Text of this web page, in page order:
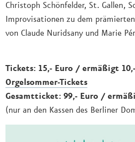
Christoph Schönfelder, St. Gallen,
Improvisationen zu dem
von Claude Nuridsany und Marie
Tickets: 15,- Euro / ermäßigt
Orgelsommer-Tickets
Gesamtticket: 99,- Euro /
(nur an den Kassen des Berliner